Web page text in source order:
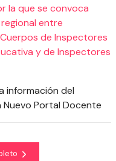
la que se convoca
entre
de Inspectores
y de Inspectores
información del
Portal Docente